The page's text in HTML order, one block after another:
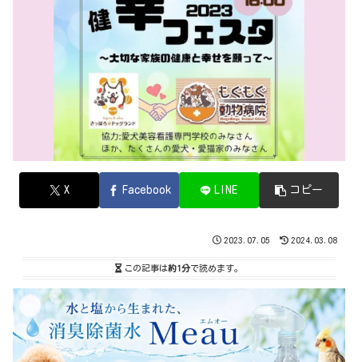
X Facebook LINE コピー
2023.07.05 2024.03.08
この記事は約1分で読めます。